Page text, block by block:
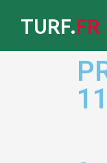
TURF.FR